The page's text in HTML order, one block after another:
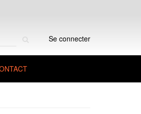
Se connecter